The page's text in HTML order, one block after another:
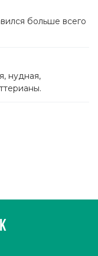
больше всего
нудная,